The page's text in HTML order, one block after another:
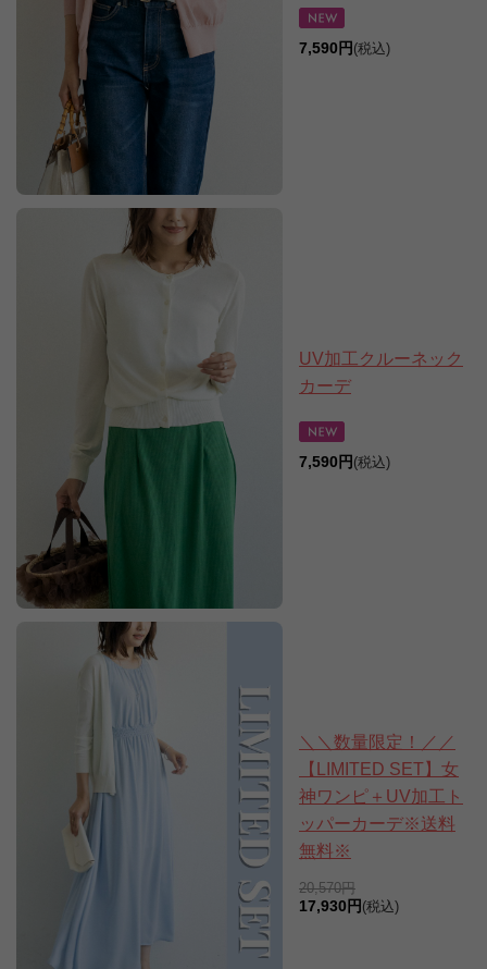
7,590円 (税込)
UV加工クルーネック
カーデ
7,590円 (税込)
＼＼数量限定！／／
【LIMITED SET】女
神ワンピ＋UV加工ト
ッパーカーデ※送料
無料※
20,570円
17,930円 (税込)